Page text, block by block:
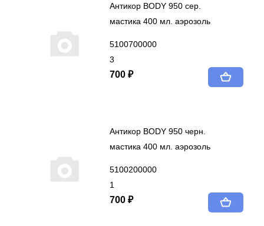
Антикор BODY 950 сер.
мастика 400 мл. аэрозоль
5100700000
3
700 ₽
Антикор BODY 950 черн.
мастика 400 мл. аэрозоль
5100200000
1
700 ₽